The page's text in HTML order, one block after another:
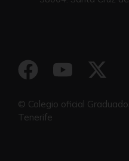
© Colegio oficial
Tenerife